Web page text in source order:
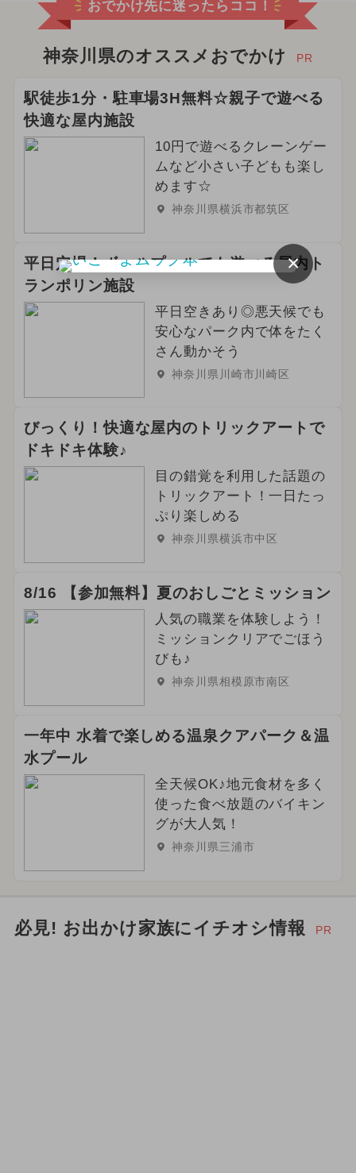
おでかけ先に迷ったらココ！
神奈川県のオススメおでかけ PR
駅徒歩1分・駐車場3H無料☆親子で遊べる
快適な屋内施設
10円で遊べるクレーンゲー
ムなど小さい子どもも楽し
めます☆
神奈川県横浜市都筑区
平日穴場！ボールプールでも遊べる屋内ト
ランポリン施設
平日空きあり◎悪天候でも
安心なパーク内で体をたく
さん動かそう
神奈川県川崎市川崎区
びっくり！快適な屋内のトリックアートで
ドキドキ体験♪
目の錯覚を利用した話題の
トリックアート！一日たっ
ぷり楽しめる
神奈川県横浜市中区
8/16 【参加無料】夏のおしごとミッション
人気の職業を体験しよう！
ミッションクリアでごほう
びも♪
神奈川県相模原市南区
一年中 水着で楽しめる温泉クアパーク＆温
水プール
全天候OK♪地元食材を多く
使った食べ放題のバイキン
グが大人気！
神奈川県三浦市
必見! お出かけ家族にイチオシ情報 PR
×